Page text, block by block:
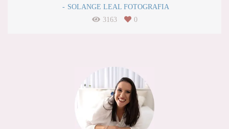
SOLANGE LEAL FOTOGRAFIA
3163
0